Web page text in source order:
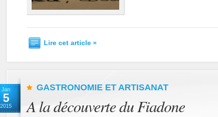
Lire cet article »
Jan
5
2015
GASTRONOMIE ET ARTISANAT
A la découverte du Fiadone